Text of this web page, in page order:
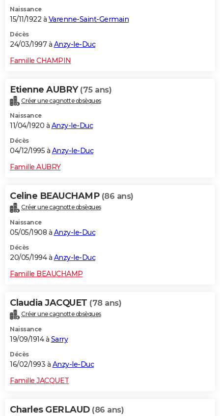
Naissance
15/11/1922 à Varenne-Saint-Germain
Décès
24/03/1997 à Anzy-le-Duc
Famille CHAMPIN
Etienne AUBRY (75 ans)
Créer une cagnotte obsèques
Naissance
11/04/1920 à Anzy-le-Duc
Décès
04/12/1995 à Anzy-le-Duc
Famille AUBRY
Celine BEAUCHAMP (86 ans)
Créer une cagnotte obsèques
Naissance
05/05/1908 à Anzy-le-Duc
Décès
20/05/1994 à Anzy-le-Duc
Famille BEAUCHAMP
Claudia JACQUET (78 ans)
Créer une cagnotte obsèques
Naissance
19/09/1914 à Sarry
Décès
16/02/1993 à Anzy-le-Duc
Famille JACQUET
Charles GERLAUD (86 ans)